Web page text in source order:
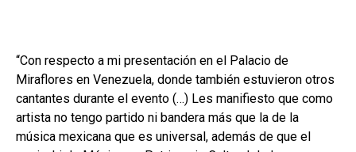
“Con respecto a mi presentación en el Palacio de
Miraflores en Venezuela, donde también estuvieron otros
cantantes durante el evento (…) Les manifiesto que como
artista no tengo partido ni bandera más que la de la
música mexicana que es universal, además de que el